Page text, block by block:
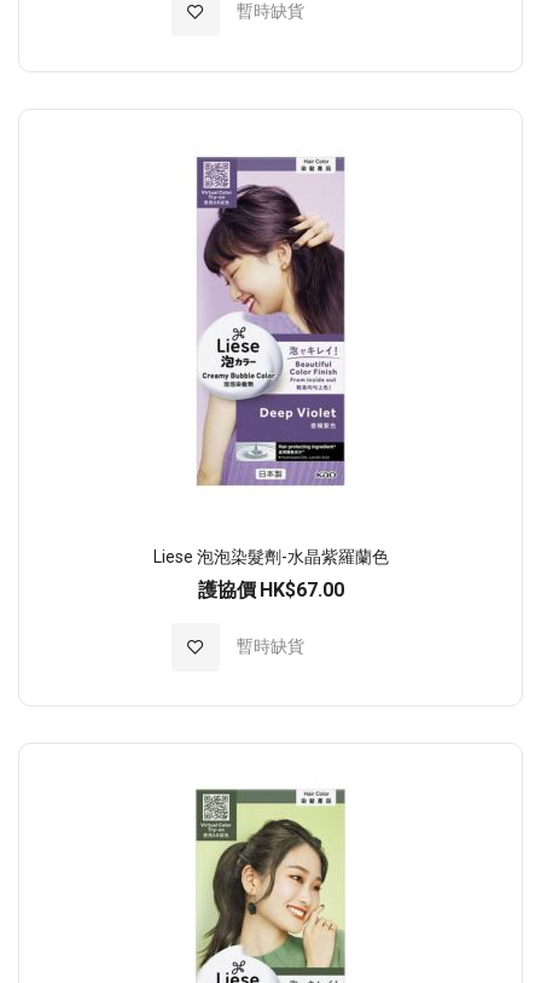
暫時缺貨
加入至願望清單
Liese 泡泡染髮劑-水晶紫羅蘭色
護協價 HK$67.00
暫時缺貨
加入至願望清單